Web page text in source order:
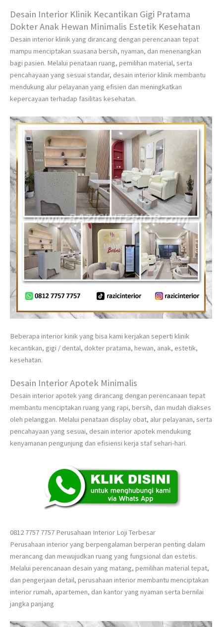
Desain Interior Klinik Kecantikan Gigi Pratama
Dokter Anak Hewan Minimalis Estetik Kesehatan
Desain interior klinik yang dirancang dengan perencanaan tepat
mampu menciptakan suasana bersih, nyaman, dan menenangkan
bagi pasien. Melalui penataan ruang, pemilihan material, serta
pencahayaan yang sesuai standar, desain interior klinik membantu
mendukung alur pelayanan yang efisien dan meningkatkan
kepercayaan terhadap fasilitas kesehatan.
Beberapa interior kinik yang bisa kami kerjakan seperti klinik
kecantikan, gigi / dental, dokter pratama, hewan, anak, estetik,
kesehatan.
Desain Interior Apotek Minimalis
Desain interior apotek yang dirancang dengan perencanaan tepat
membantu menciptakan ruang yang rapi, bersih, dan mudah diakses
oleh pelanggan. Melalui penataan display obat, alur pelayanan, serta
pencahayaan yang sesuai, desain interior apotek mendukung
kenyamanan pengunjung dan efisiensi kerja staf sehari-hari.
0812 7757 7757 Perusahaan Interior Loji Terbesar
Perusahaan interior yang berpengalaman berperan penting dalam
merancang dan mewujudkan ruang yang fungsional dan estetis.
Melalui perencanaan desain yang matang, pemilihan material tepat,
dan pengerjaan detail, perusahaan interior membantu menciptakan
interior rumah, apartemen, dan kantor yang nyaman serta bernilai
jangka panjang